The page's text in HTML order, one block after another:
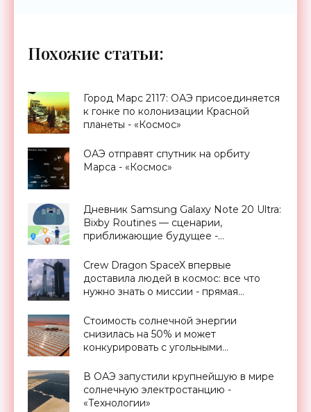
Похожие статьи:
Город Марс 2117: ОАЭ присоединяется
к гонке по колонизации Красной
планеты - «Космос»
ОАЭ отправят спутник на орбиту
Марса - «Космос»
Дневник Samsung Galaxy Note 20 Ultra:
Bixby Routines — сценарии,
приближающие будущее -
Crew Dragon SpaceX впервые
доставила людей в космос: все что
нужно знать о миссии - прямая
Стоимость солнечной энергии
снизилась на 50% и может
конкурировать с угольными
Электроники»
В ОАЭ запустили крупнейшую в мире
солнечную электростанцию -
«Технологии»